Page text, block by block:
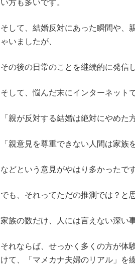
い方も多いです。
そして、結婚反対にあった瞬間や、
ゃいましたが、
その後の日常のことを継続的に発信
そして、悩んだ末にインターネット
「親が反対する結婚は絶対にやめた
「親意見を尊重できない人間は家族
などという意見がやはり多かったです
でも、それってただの推測では？と
家族の数だけ、人には言えない深い
それならば、せっかく多くの方が体
けて、「マメカナ夫婦のリアル」を